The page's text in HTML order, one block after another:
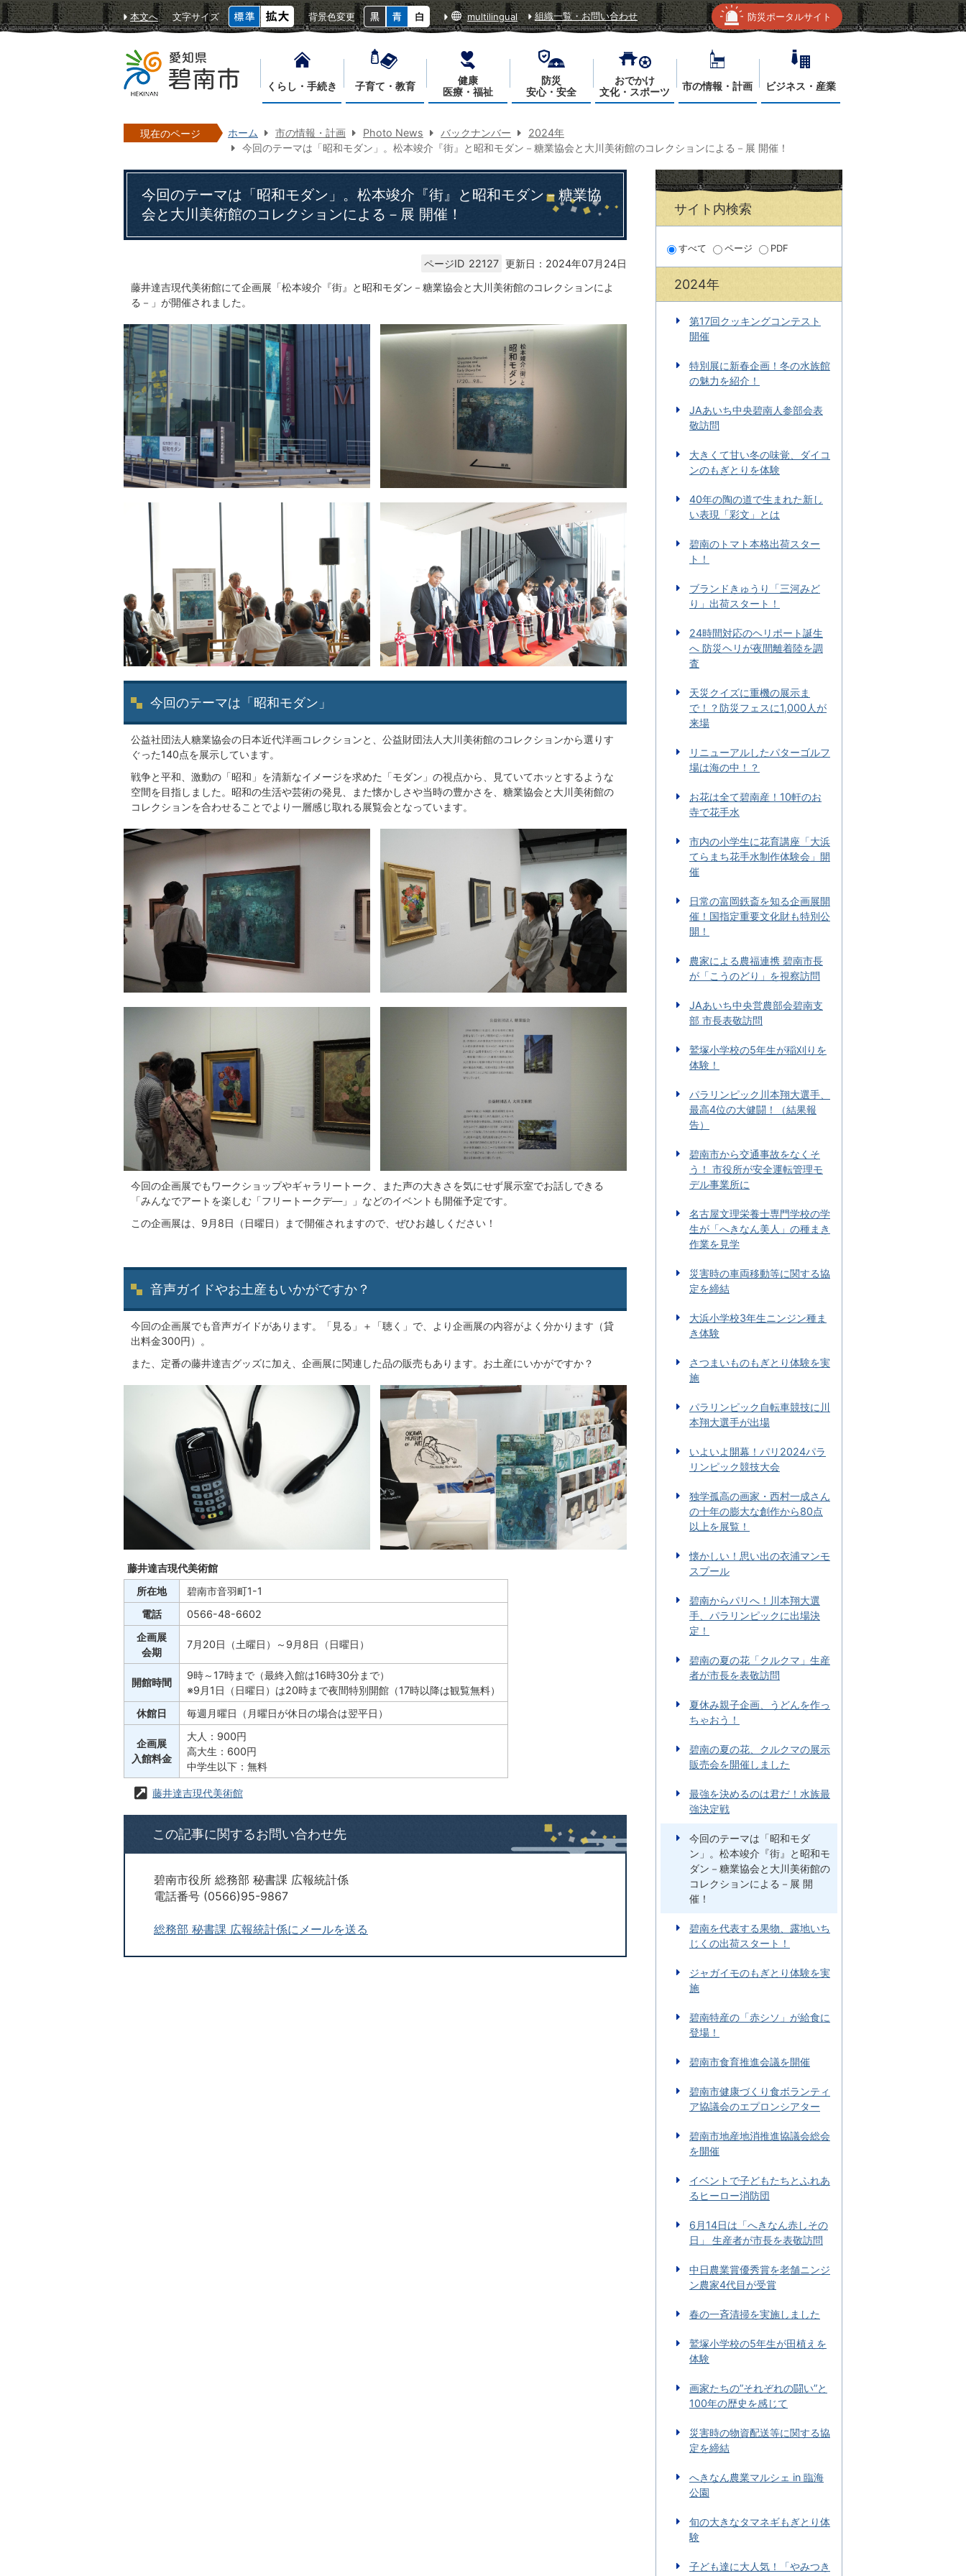
本文へ 文字サイズ 背景色変更 multilingual 組織一覧・お問い合わせ 防災ポータルサイト
くらし・手続き 子育て・教育
健康
医療・福祉
防災
安心・安全
おでかけ
文化・スポーツ
市の情報・計画 ビジネス・産業
現在のページ ホーム 市の情報・計画 Photo News バックナンバー
2024年
今回のテーマは「昭和モダン」。松本竣介『街』と昭和モダン－糖業協会と大川美術館のコレクションによる－展 開催！
今回のテーマは「昭和モダン」。松本竣介『街』と昭和モダン－糖業協
会と大川美術館のコレクションによる－展 開催！
ページID 22127 更新日：2024年07月24日
藤井達吉現代美術館にて企画展「松本竣介『街』と昭和モダン－糖業協会と大川美術館のコレクションによ
る－」が開催されました。
今回のテーマは「昭和モダン」
公益社団法人糖業協会の日本近代洋画コレクションと、公益財団法人大川美術館のコレクションから選りす
ぐった140点を展示しています。
戦争と平和、激動の「昭和」を清新なイメージを求めた「モダン」の視点から、見ていてホッとするような
空間を目指しました。昭和の生活や芸術の発見、また懐かしさや当時の豊かさを、糖業協会と大川美術館の
コレクションを合わせることでより一層感じ取れる展覧会となっています。
今回の企画展でもワークショップやギャラリートーク、また声の大きさを気にせず展示室でお話しできる
「みんなでアートを楽しむ「フリートークデ―」」などのイベントも開催予定です。
この企画展は、9月8日（日曜日）まで開催されますので、ぜひお越しください！
音声ガイドやお土産もいかがですか？
今回の企画展でも音声ガイドがあります。「見る」＋「聴く」で、より企画展の内容がよく分かります（貸
出料金300円）。
また、定番の藤井達吉グッズに加え、企画展に関連した品の販売もあります。お土産にいかがですか？
藤井達吉現代美術館
所在地
碧南市音羽町1-1
電話
0566-48-6602
企画展
会期
7月20日（土曜日）～9月8日（日曜日）
開館時間
9時～17時まで（最終入館は16時30分まで）
※9月1日（日曜日）は20時まで夜間特別開館（17時以降は観覧無料）
休館日
毎週月曜日（月曜日が休日の場合は翌平日）
企画展
入館料金
大人：900円
高大生：600円
中学生以下：無料
藤井達吉現代美術館
この記事に関するお問い合わせ先
碧南市役所 総務部 秘書課 広報統計係
電話番号 (0566)95-9867
総務部 秘書課 広報統計係にメールを送る
サイト内検索
すべて ページ PDF
2024年
第17回クッキングコンテスト
開催
特別展に新春企画！冬の水族館
の魅力を紹介！
JAあいち中央碧南人参部会表
敬訪問
大きくて甘い冬の味覚、ダイコ
ンのもぎとりを体験
40年の陶の道で生まれた新し
い表現「彩文」とは
碧南のトマト本格出荷スター
ト！
ブランドきゅうり「三河みど
り」出荷スタート！
24時間対応のヘリポート誕生
へ 防災ヘリが夜間離着陸を調
査
天災クイズに重機の展示ま
で！？防災フェスに1,000人が
来場
リニューアルしたパターゴルフ
場は海の中！？
お花は全て碧南産！10軒のお
寺で花手水
市内の小学生に花育講座「大浜
てらまち花手水制作体験会」開
催
日常の富岡鉄斎を知る企画展開
催！国指定重要文化財も特別公
開！
農家による農福連携 碧南市長
が「こうのどり」を視察訪問
JAあいち中央営農部会碧南支
部 市長表敬訪問
鷲塚小学校の5年生が稲刈りを
体験！
パラリンピック川本翔大選手、
最高4位の大健闘！（結果報
告）
碧南市から交通事故をなくそ
う！ 市役所が安全運転管理モ
デル事業所に
名古屋文理栄養士専門学校の学
生が「へきなん美人」の種まき
作業を見学
災害時の車両移動等に関する協
定を締結
大浜小学校3年生ニンジン種ま
き体験
さつまいものもぎとり体験を実
施
パラリンピック自転車競技に川
本翔大選手が出場
いよいよ開幕！パリ2024パラ
リンピック競技大会
独学孤高の画家・西村一成さん
の十年の膨大な創作から80点
以上を展覧！
懐かしい！思い出の衣浦マンモ
スプール
碧南からパリへ！川本翔大選
手、パラリンピックに出場決
定！
碧南の夏の花「クルクマ」生産
者が市長を表敬訪問
夏休み親子企画、うどんを作っ
ちゃおう！
碧南の夏の花、クルクマの展示
販売会を開催しました
最強を決めるのは君だ！水族最
強決定戦
今回のテーマは「昭和モダ
ン」。松本竣介『街』と昭和モ
ダン－糖業協会と大川美術館の
コレクションによる－展 開
催！
碧南を代表する果物、露地いち
じくの出荷スタート！
ジャガイモのもぎとり体験を実
施
碧南特産の「赤シソ」が給食に
登場！
碧南市食育推進会議を開催
碧南市健康づくり食ボランティ
ア協議会のエプロンシアター
碧南市地産地消推進協議会総会
を開催
イベントで子どもたちとふれあ
るヒーロー消防団
6月14日は「へきなん赤しその
日」 生産者が市長を表敬訪問
中日農業賞優秀賞を老舗ニンジ
ン農家4代目が受賞
春の一斉清掃を実施しました
鷲塚小学校の5年生が田植えを
体験
画家たちの”それぞれの闘い”と
100年の歴史を感じて
災害時の物資配送等に関する協
定を締結
へきなん農業マルシェ in 臨海
公園
旬の大きなタマネギもぎとり体
験
子ども達に大人気！「やみつき